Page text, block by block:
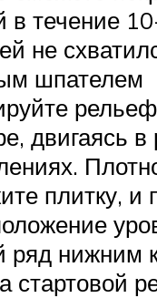
в течение
не
шпателем
двигаясь
плитку, и
ряд нижним
стартовой